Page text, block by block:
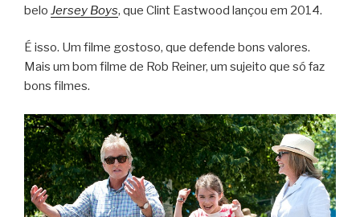
belo Jersey Boys, que Clint Eastwood lançou em 2014.
É isso. Um filme gostoso, que defende bons valores.
Mais um bom filme de Rob Reiner, um sujeito que só faz
bons filmes.